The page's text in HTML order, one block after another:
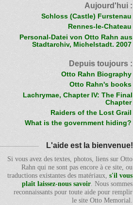
Aujourd'hui :
Schloss (Castle) Furstenau
Rennes-le-Chateau
Personal-Datei von Otto Rahn aus
Stadtarchiv, Michelstadt. 2007
Depuis toujours :
Otto Rahn Biography
Otto Rahn's books
Lachrymae, Chapter IV: The Final
Chapter
Raiders of the Lost Grail
What is the government hiding?
L'aide est la bienvenue!
Si vous avez des textes, photos, liens sur Otto
Rahn qui ne sont pas encore à ce site, ou
traductions existantes des matériaux, s'il vous
plaît laissez-nous savoir. Nous sommes
reconnaissants pour toute aide pour remplir
le site Otto Memorial.